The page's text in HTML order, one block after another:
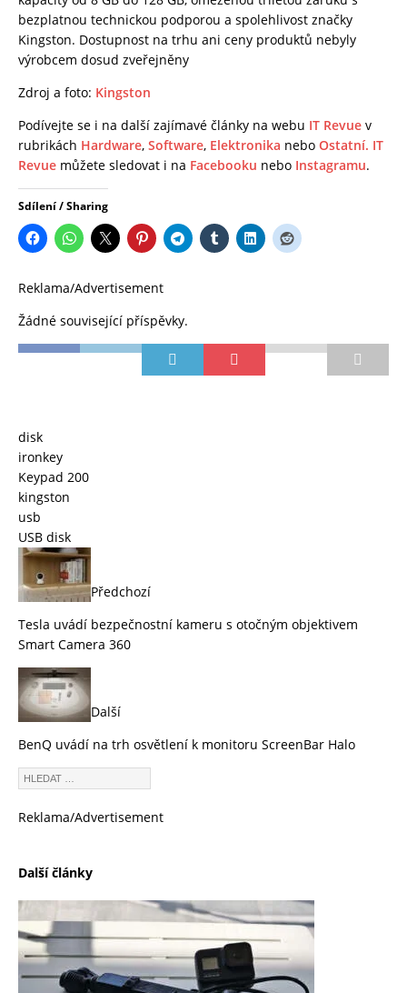
bezplatnou technickou podporou a spolehlivost značky
Kingston. Dostupnost na trhu ani ceny produktů nebyly
výrobcem dosud zveřejněny
Zdroj a foto: Kingston
Podívejte se i na další zajímavé články na webu IT Revue v
rubrikách Hardware, Software, Elektronika nebo Ostatní. IT
Revue můžete sledovat i na Facebooku nebo Instagramu.
Sdílení / Sharing
Reklama/Advertisement
Žádné související příspěvky.
disk
ironkey
Keypad 200
kingston
usb
USB disk
Předchozí
Tesla uvádí bezpečnostní kameru s otočným objektivem
Smart Camera 360
Další
BenQ uvádí na trh osvětlení k monitoru ScreenBar Halo
Reklama/Advertisement
Další články